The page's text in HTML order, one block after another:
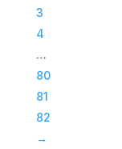
3
4
…
80
81
82
→